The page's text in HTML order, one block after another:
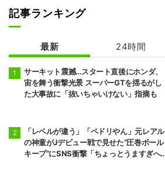
記事ランキング
最新 24時間
サーキット震撼…スタート直後にホンダ、
宙を舞う衝撃光景 スーパーGTを揺るがし
た大事故に「抜いちゃいけない」指摘も
「レベルが違う」「ペドリやん」元レアル
の神童がJデビュー戦で見せた“圧巻ボール
キープ”にSNS衝撃「ちょっとうますぎへ